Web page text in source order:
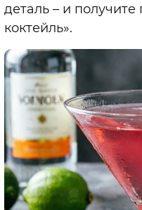
деталь – и получите
коктейль».